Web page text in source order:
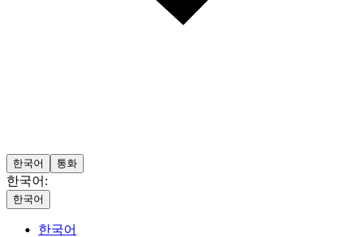
한국어 통화
한국어:
한국어
한국어